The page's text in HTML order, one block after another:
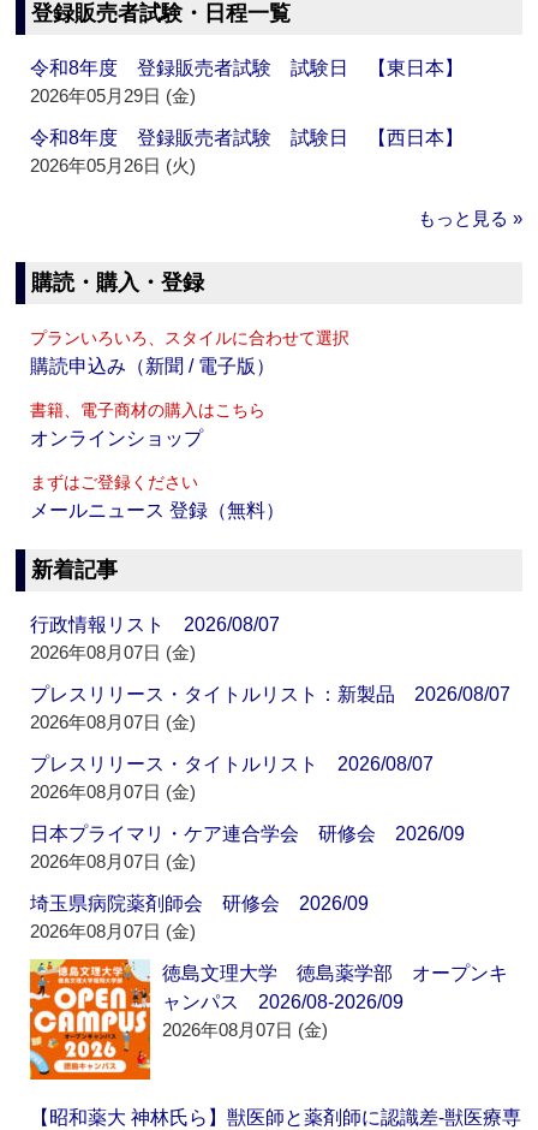
登録販売者試験・日程一覧
令和8年度 登録販売者試験 試験日 【東日本】
2026年05月29日 (金)
令和8年度 登録販売者試験 試験日 【西日本】
2026年05月26日 (火)
もっと見る »
購読・購入・登録
プランいろいろ、スタイルに合わせて選択
購読申込み（新聞 / 電子版）
書籍、電子商材の購入はこちら
オンラインショップ
まずはご登録ください
メールニュース 登録（無料）
新着記事
行政情報リスト 2026/08/07
2026年08月07日 (金)
プレスリリース・タイトルリスト：新製品 2026/08/07
2026年08月07日 (金)
プレスリリース・タイトルリスト 2026/08/07
2026年08月07日 (金)
日本プライマリ・ケア連合学会 研修会 2026/09
2026年08月07日 (金)
埼玉県病院薬剤師会 研修会 2026/09
2026年08月07日 (金)
徳島文理大学 徳島薬学部 オープンキ
ャンパス 2026/08-2026/09
2026年08月07日 (金)
【昭和薬大 神林氏ら】獣医師と薬剤師に認識差‐獣医療専